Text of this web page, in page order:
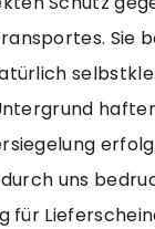
Sie
uns
für